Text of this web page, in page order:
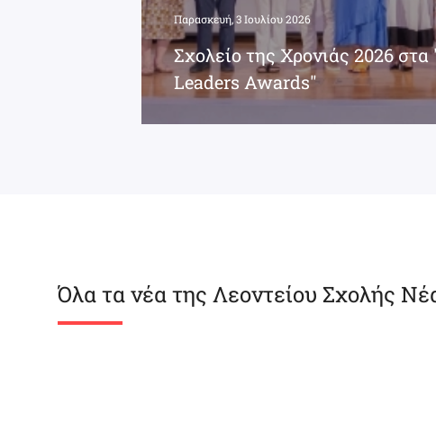
Παρασκευή, 3 Ιουλίου 2026
Σχολείο της Χρονιάς 2026
Leaders Awards"
Όλα τα νέα της Λεοντείου Σχολής